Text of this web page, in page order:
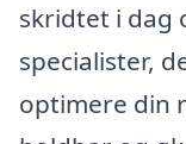
skridtet i dag
specialister,
optimere din